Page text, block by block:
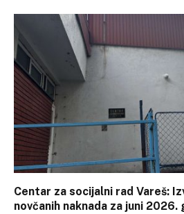
Centar za socijalni rad Vareš:
novčanih naknada za juni 2026.